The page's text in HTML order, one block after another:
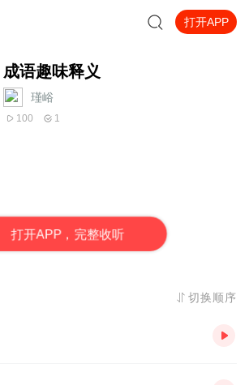
打开APP
成语趣味释义
瑾峪
100 1
打开APP，完整收听
切换顺序